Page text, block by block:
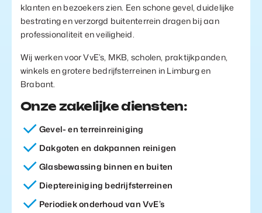
klanten en bezoekers zien. Een schone gevel, duidelijke
bestrating en verzorgd buitenterrein dragen bij aan
professionaliteit en veiligheid.
Wij werken voor VvE’s, MKB, scholen, praktijkpanden,
winkels en grotere bedrijfsterreinen in Limburg en
Brabant.
Onze zakelijke diensten:
Gevel- en terreinreiniging
Dakgoten en dakpannen reinigen
Glasbewassing binnen en buiten
Dieptereiniging bedrijfsterreinen
Periodiek onderhoud van VvE’s